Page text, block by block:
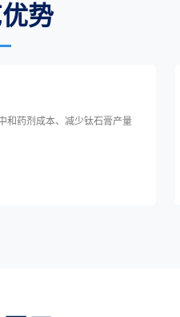
势
和药剂成本、减少钛石膏产量